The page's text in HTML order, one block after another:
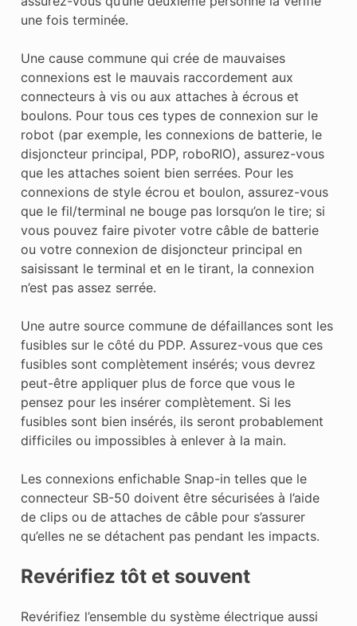
une fois terminée.
Une cause commune qui crée de mauvaises
connexions est le mauvais raccordement aux
connecteurs à vis ou aux attaches à écrous et
boulons. Pour tous ces types de connexion sur le
robot (par exemple, les connexions de batterie, le
disjoncteur principal, PDP, roboRIO), assurez-vous
que les attaches soient bien serrées. Pour les
connexions de style écrou et boulon, assurez-vous
que le fil/terminal ne bouge pas lorsqu’on le tire; si
vous pouvez faire pivoter votre câble de batterie
ou votre connexion de disjoncteur principal en
saisissant le terminal et en le tirant, la connexion
n’est pas assez serrée.
Une autre source commune de défaillances sont les
fusibles sur le côté du PDP. Assurez-vous que ces
fusibles sont complètement insérés; vous devrez
peut-être appliquer plus de force que vous le
pensez pour les insérer complètement. Si les
fusibles sont bien insérés, ils seront probablement
difficiles ou impossibles à enlever à la main.
Les connexions enfichable Snap-in telles que le
connecteur SB-50 doivent être sécurisées à l’aide
de clips ou de attaches de câble pour s’assurer
qu’elles ne se détachent pas pendant les impacts.
Revérifiez tôt et souvent
Revérifiez l’ensemble du système électrique aussi